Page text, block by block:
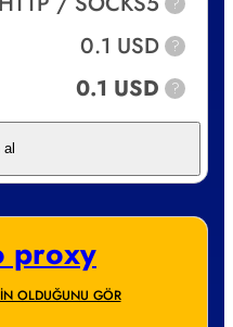
0.1 USD ?
0.1 USD ?
al
proxy
OLDUĞUNU GÖR